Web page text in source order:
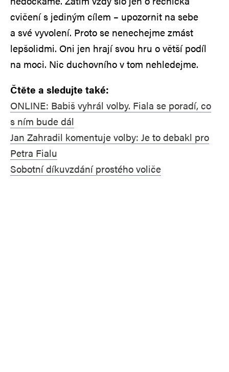
cvičení s jediným cílem – upozornit na sebe
a své vyvolení. Proto se nenechejme zmást
lepšolidmi. Oni jen hrají svou hru o větší podíl
na moci. Nic duchovního v tom nehledejme.
Čtěte a sledujte také:
ONLINE: Babiš vyhrál volby. Fiala se poradí, co
s ním bude dál
Jan Zahradil komentuje volby: Je to debakl pro
Petra Fialu
Sobotní díkuvzdání prostého voliče